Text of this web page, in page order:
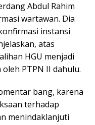
Abdul Rahim
wartawan. Dia
instansi
atas
HGU menjadi
PTPN II dahulu.
bang, karena
terhadap
menindaklanjuti